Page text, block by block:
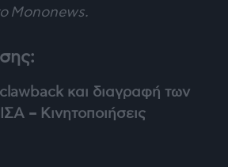
Mononews.
και διαγραφή των
– Κινητοποιήσεις